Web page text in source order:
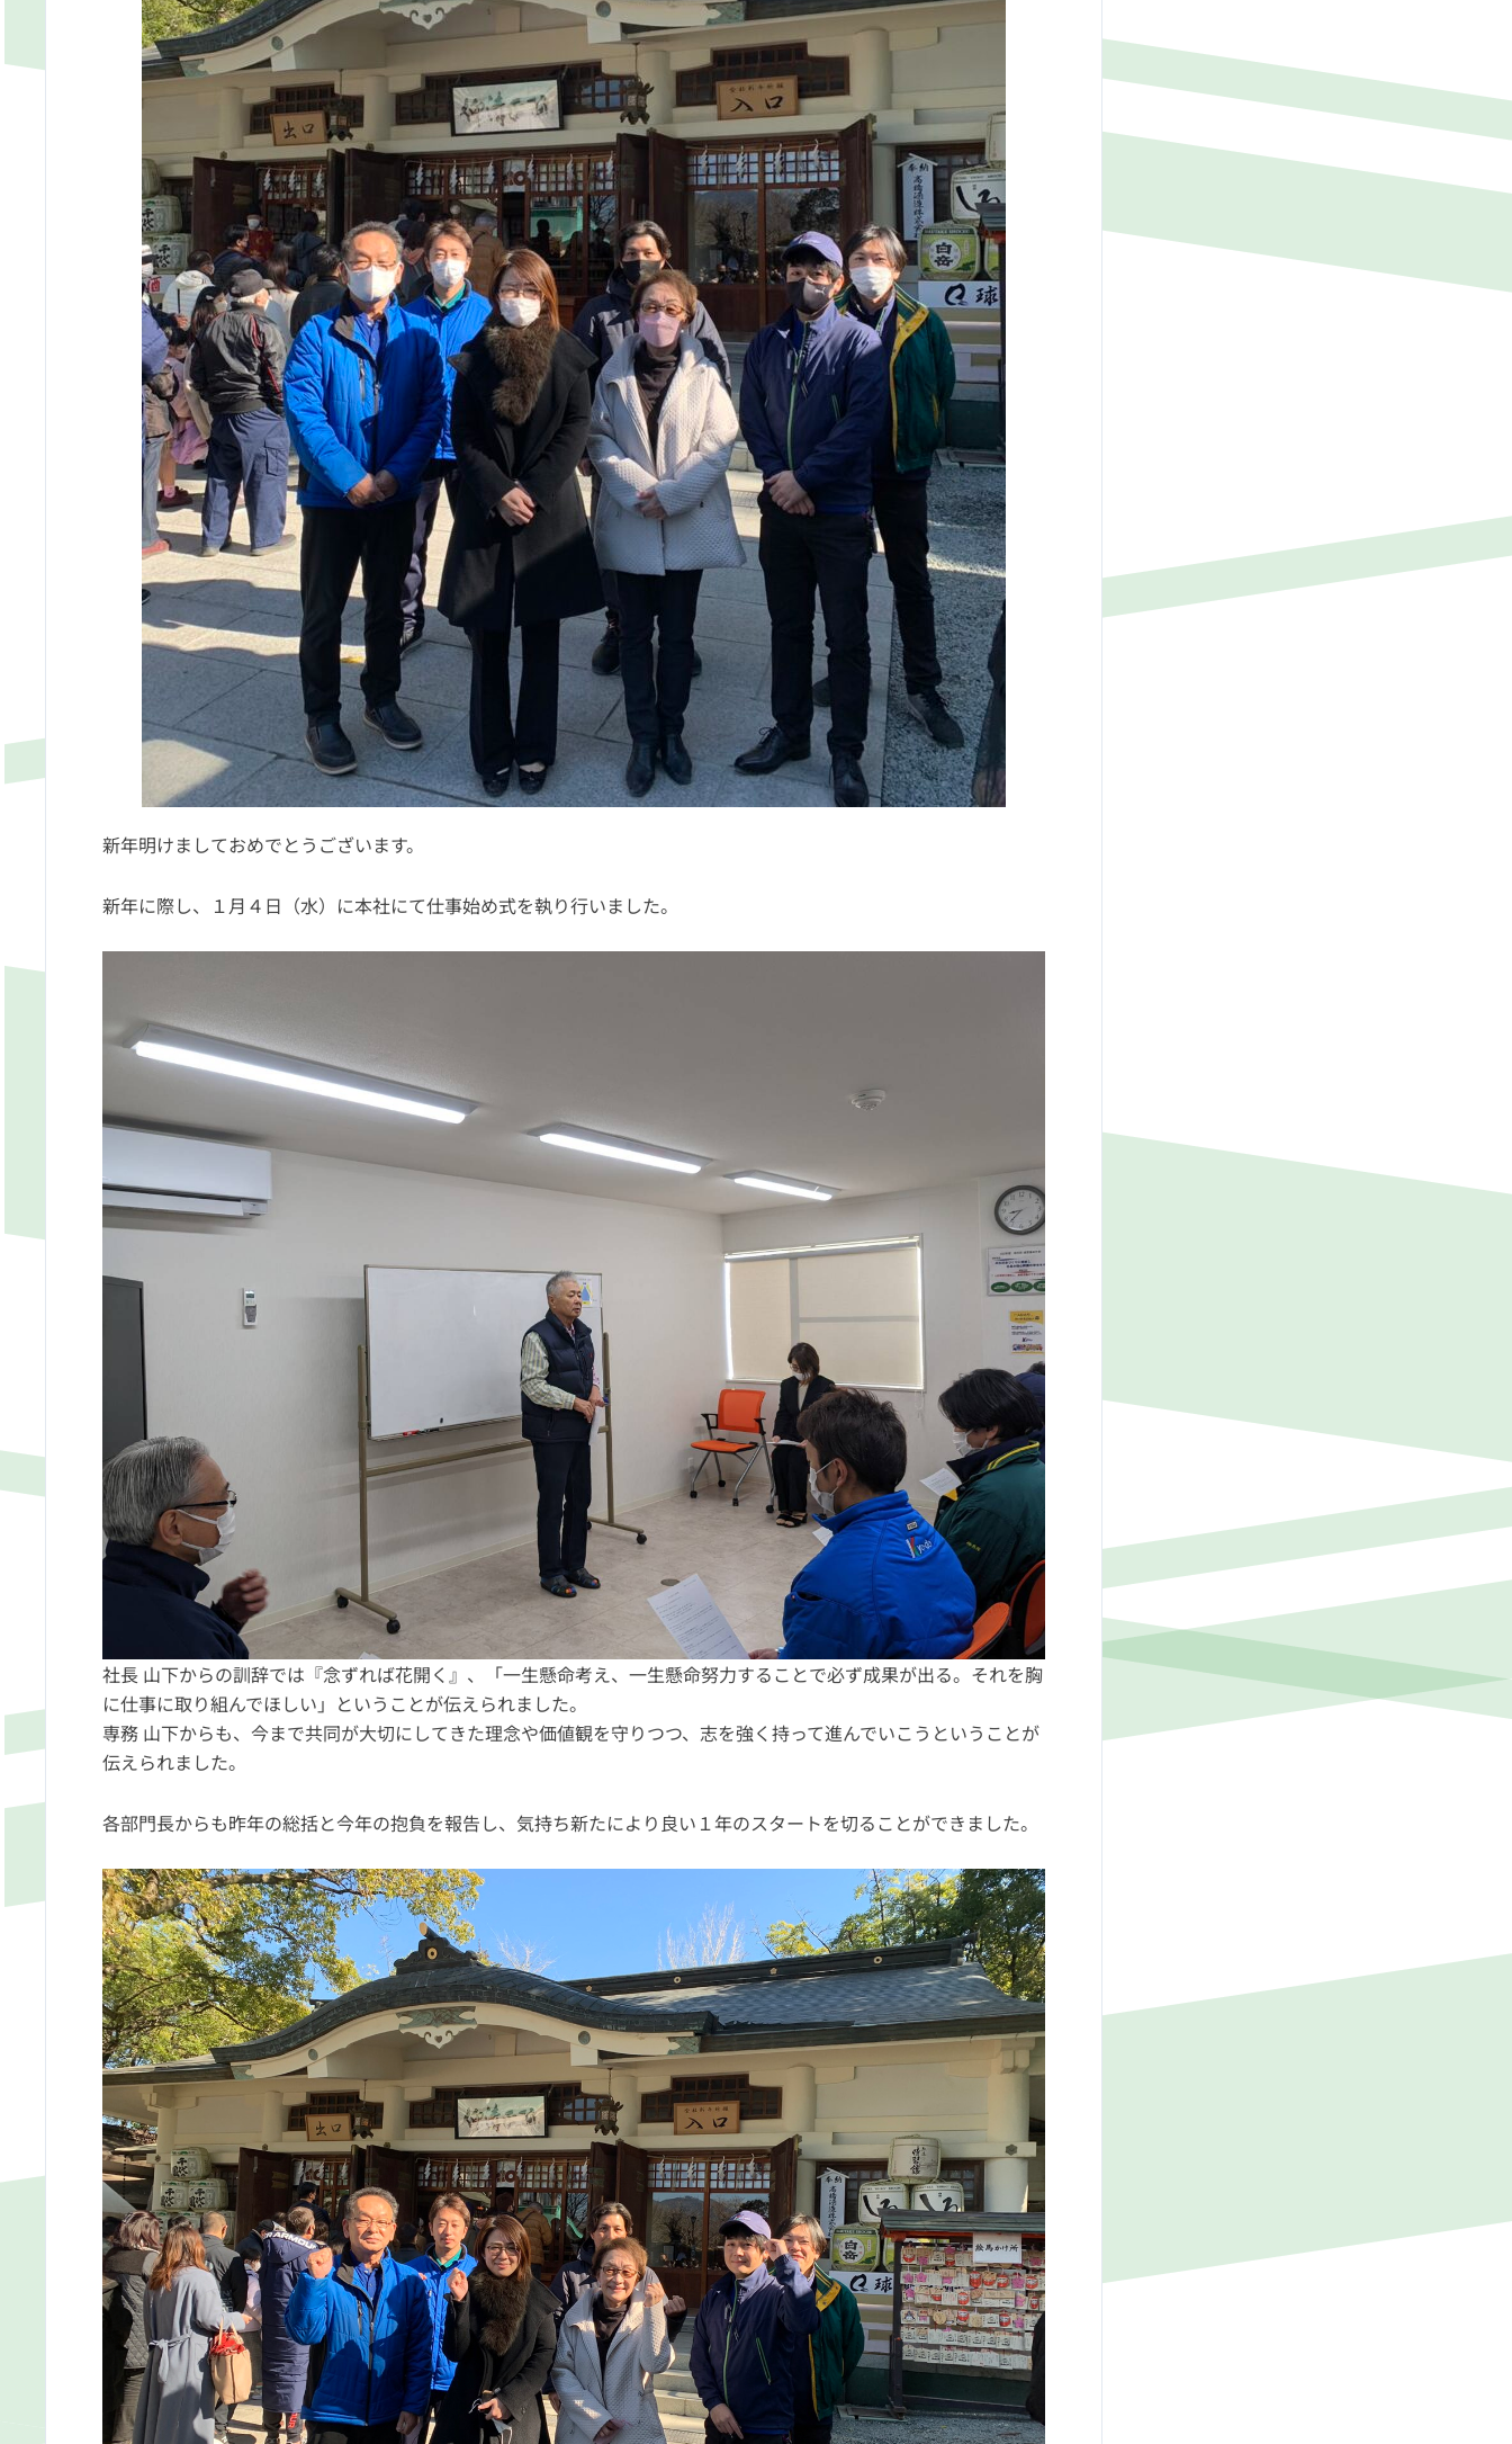
新年明けましておめでとうございます。
新年に際し、１月４日（水）に本社にて仕事始め式を執り行いました。
社長 山下からの訓辞では『念ずれば花開く』、「一生懸命考え、一生懸命努力することで必ず成果が出る。それを胸
に仕事に取り組んでほしい」ということが伝えられました。
専務 山下からも、今まで共同が大切にしてきた理念や価値観を守りつつ、志を強く持って進んでいこうということが
伝えられました。
各部門長からも昨年の総括と今年の抱負を報告し、気持ち新たにより良い１年のスタートを切ることができました。